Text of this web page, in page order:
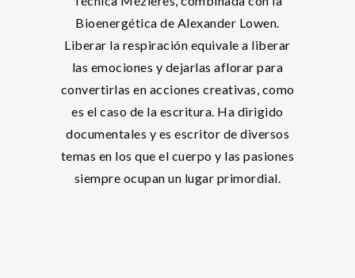
Bioenergética de Alexander Lowen.
Liberar la respiración equivale a liberar
las emociones y dejarlas aflorar para
convertirlas en acciones creativas, como
es el caso de la escritura. Ha dirigido
documentales y es escritor de diversos
temas en los que el cuerpo y las pasiones
siempre ocupan un lugar primordial.